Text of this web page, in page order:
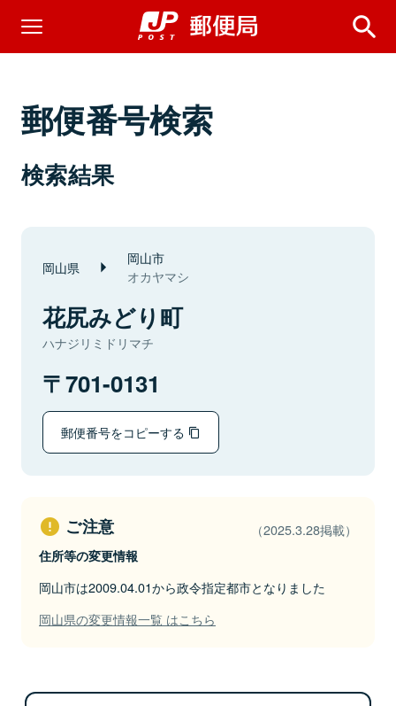
郵便番号検索
検索結果
岡山県 岡山市
オカヤマシ
花尻みどり町
ハナジリミドリマチ
701-0131
郵便番号をコピーする
ご注意 （2025.3.28掲載）
住所等の変更情報
岡山市は2009.04.01から政令指定都市となりました
岡山県の変更情報一覧 はこちら